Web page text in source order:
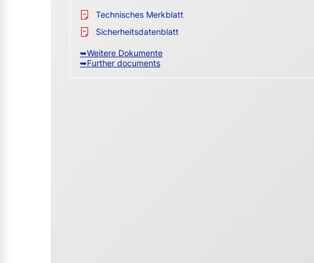
Technisches Merkblatt
Sicherheitsdatenblatt
➥Weitere Dokumente
➥Further documents